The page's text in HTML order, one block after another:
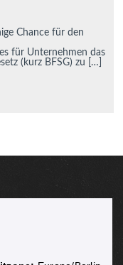
Chance für den
für Unternehmen das
(kurz BFSG) zu
[…]